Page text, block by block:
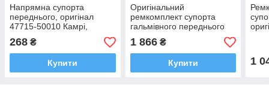
Напрямна супорта
переднього, оригінал
47715-50010 Камрі,
Лексус ES
268 ₴
Купити
Оригінальний
ремкомплект супорта
гальмівного переднього
04478-33100 Камрі,
Лексус РАВ4
1 866₴
Купити 1